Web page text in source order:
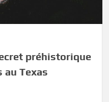
préhistorique
au Texas